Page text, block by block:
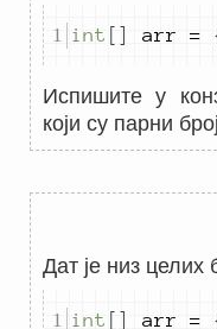
int [] arr =
Испишите у
који су парни
Дат је низ целих
int [] arr =